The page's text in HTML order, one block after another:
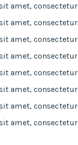
amet, consectetur
amet, consectetur
amet, consectetur
amet, consectetur
amet, consectetur
amet, consectetur
amet, consectetur
amet, consectetur